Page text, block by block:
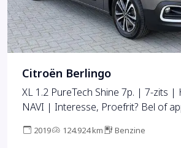
Citroën Berlingo
XL 1.2 PureTech Shine 7p. | 7-zits
NAVI | Interesse, Proefrit? Bel of app met: 06-
2019 124.924 km Benzine